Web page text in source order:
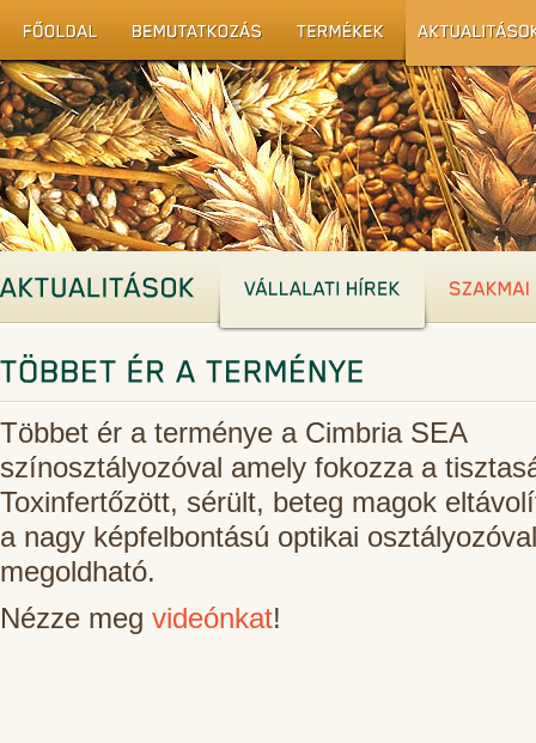
Többet ér a terménye a Cimbria SEA
színosztályozóval amely fokozza a
Toxinfertőzött, sérült, beteg magok
a nagy képfelbontású optikai osztályozóval
megoldható.
Nézze meg videónkat!